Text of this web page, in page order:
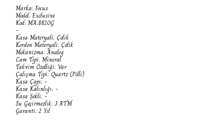
Marka: Focus
Model: Exclusive
Kod: MA:8820G
-
Kasa Materyali: Çelik
Kordon Materyali: Çelik
Mekanizma: Analog
Cam Tipi: Mineral
Takvim Özelliği: Var
Çalışma Tipi: Quartz (Pilli)
Kasa Çapı: -
Kasa Kalınlığı: -
Kasa Şekli: -
Su Geçirmezlik: 3 ATM
Garanti: 2 Yıl